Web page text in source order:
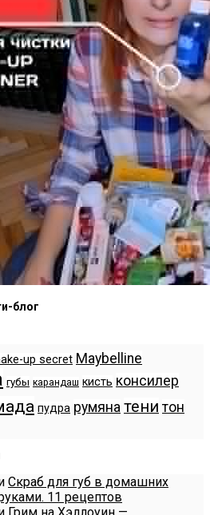
блог
up secret Maybelline
губы карандаш кисть консилер
пудра румяна тени тон
Скраб для губ в домашних
11 рецептов
Грим на Хэллоуин —